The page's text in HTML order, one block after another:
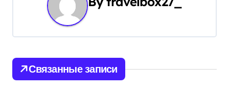
ц
и
я
Связанные записи